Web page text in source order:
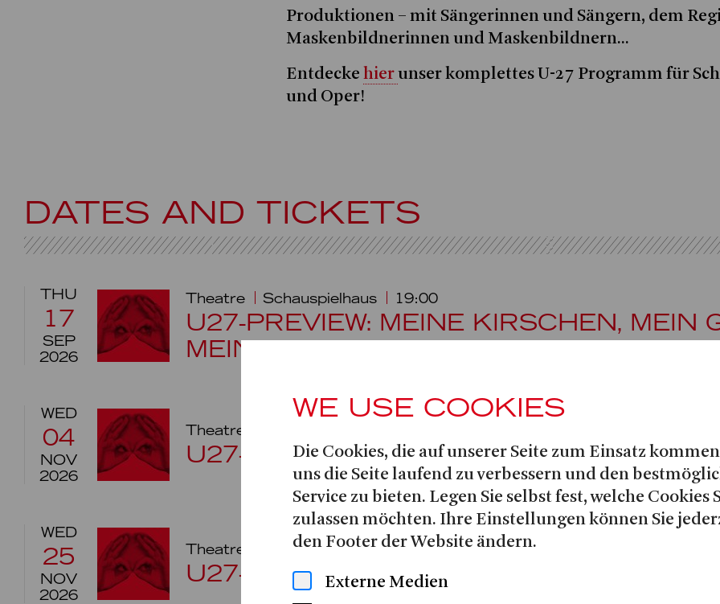
Produktionen – mit Sängerinnen und Sängern, dem
Maskenbildnerinnen und Maskenbildnern...
Entdecke hierunser komplettes U-27 Programm für
und Oper!
DATES AND TICKETS
THU
17
SEP
2026
Theatre Schauspielhaus 19:00
U27-PREVIEW: MEINE KIRSCHEN, MEIN
MEIN GELD
WED
04
NOV
2026
Theatre
U27-PREVIEW: ENDE EINER
WED
25
NOV
2026
Theatre Schauspielhaus Foyer 18:30
U27-PREVIEW: DER ZAUBERER VON OZ
WE USE COOKIES
Die Cookies, die auf unserer Seite zum Einsatz
uns die Seite laufend zu verbessern und den
Service zu bieten. Legen Sie selbst fest, welche Cookies
zulassen möchten. Ihre Einstellungen können Sie
den Footer der Website ändern.
Externe Medien